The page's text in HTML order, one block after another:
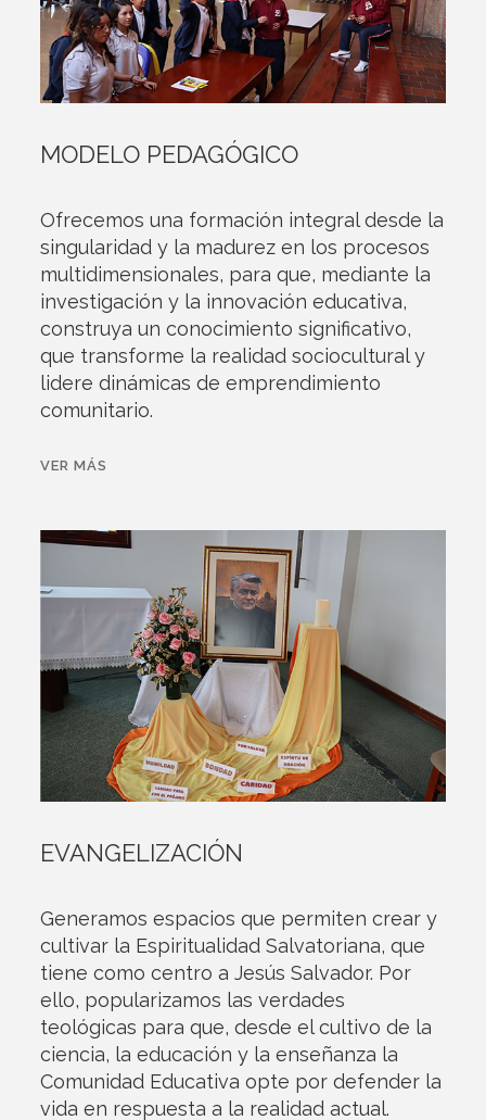
MODELO PEDAGÓGICO
Ofrecemos una formación integral desde la
singularidad y la madurez en los procesos
multidimensionales, para que, mediante la
investigación y la innovación educativa,
construya un conocimiento significativo,
que transforme la realidad sociocultural y
lidere dinámicas de emprendimiento
comunitario.
VER MÁS
EVANGELIZACIÓN
Generamos espacios que permiten crear y
cultivar la Espiritualidad Salvatoriana, que
tiene como centro a Jesús Salvador. Por
ello, popularizamos las verdades
teológicas para que, desde el cultivo de la
ciencia, la educación y la enseñanza la
Comunidad Educativa opte por defender la
vida en respuesta a la realidad actual.